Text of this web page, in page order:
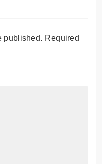
published. Required